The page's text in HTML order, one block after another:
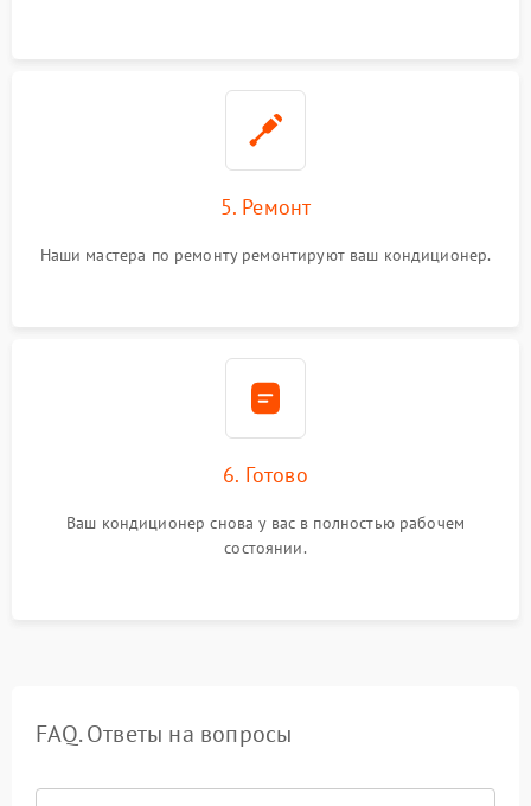
5. Ремонт
Наши мастера по ремонту ремонтируют ваш кондиционер.
6. Готово
Ваш кондиционер снова у вас в полностью рабочем
состоянии.
FAQ. Ответы на вопросы